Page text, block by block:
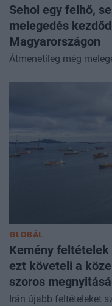
Sehol egy felhő,
melegedés
Magyarországon
Átmenetileg még
GLOBÁL
Kemény feltételek
ezt követeli a
szoros
Irán újabb feltételeket